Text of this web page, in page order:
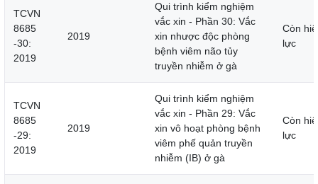
TCVN
8685
-30:
2019
2019
Qui trình kiểm nghiệm
vắc xin - Phần 30: Vắc
xin nhược độc phòng
bệnh viêm não tủy
truyền nhiễm ở gà
Còn
lực
TCVN
8685
-29:
2019
2019
Qui trình kiểm nghiệm
vắc xin - Phần 29: Vắc
xin vô hoạt phòng bệnh
viêm phế quản truyền
nhiễm (IB) ở gà
Còn
lực